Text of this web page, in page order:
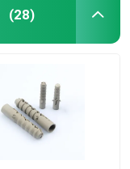
(28)